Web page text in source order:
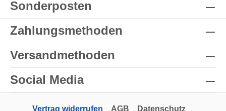
Sonderposten
Zahlungsmethoden
Versandmethoden
Social Media
Vertrag widerrufen AGB Datenschutz